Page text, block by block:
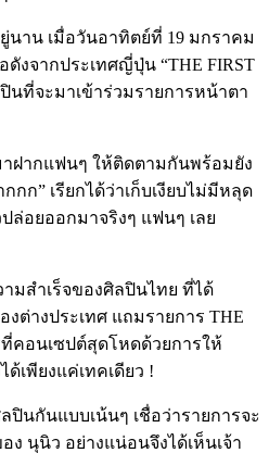
นาน เมื่อวันอาทิตย์ที่ 19 มกราคม
งจากประเทศญี่ปุ่น “THE FIRST
นที่จะมาเข้าร่วมรายการหน้าตา
าฝากแฟนๆ ให้ติดตามกันพร้อมยัง
กก” เรียกได้ว่าเก็บเงียบไม่มีหลุด
ล่อยออกมาจริงๆ แฟนๆ เลย
มสำเร็จของศิลปินไทย ที่ได้
ต่างประเทศ แถมรายการ THE
ที่คอนเซปต์สุดโหดด้วยการให้
ด้เพียงแค่เทคเดียว !
นกันแบบเน้นๆ เชื่อว่ารายการจะ
นุนิว อย่างแน่อนจึงได้เห็นเจ้า